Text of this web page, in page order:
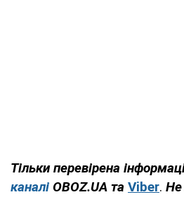
Тільки перевірена
каналі OBOZ.UA та Viber. Н